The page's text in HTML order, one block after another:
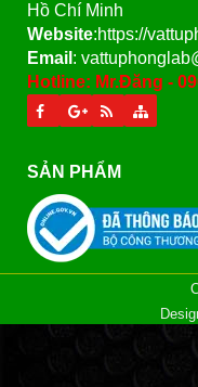
Hồ Chí Minh
Website:https://
Email :
Hotline: Mr.Đăng -
SẢN PHẨM